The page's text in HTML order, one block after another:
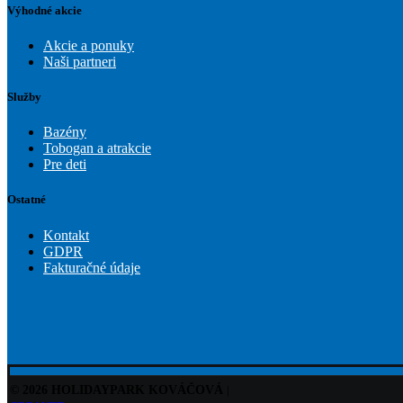
Výhodné akcie
Akcie a ponuky
Naši partneri
Služby
Bazény
Tobogan a atrakcie
Pre deti
Ostatné
Kontakt
GDPR
Fakturačné údaje